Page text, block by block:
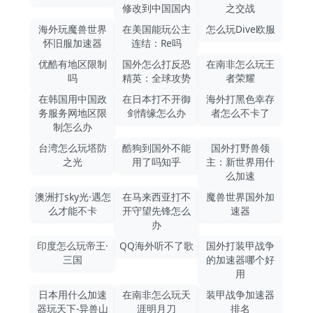
修改到中国国内
之交战
海外玩魔兽世界
怀旧服加速器
在美国能玩公主
连结：Re吗
怎么玩Dive欧服
优酷有地区限制
吗
国外怎么打反恐
精英：全球攻势
在南非怎么玩王
者荣耀
在韩国用中国政
务服务网地区限
制怎么办
在日本打不开御
剑情缘怎么办
海外打黑色幸存
者怎么不卡了
台湾怎么玩塔防
之光
酷狗到国外不能
用了吗知乎
国外打野兽领
主：新世界用什
么加速
澳洲打sky光·遇怎
么才能不卡
在马来西亚打不
开守望先锋怎么
办
魔兽世界国外加
速器
印度怎么玩帝王·
三国
QQ海外听不了歌
国外打装甲战争
的加速器哪个好
用
日本用什么加速
器玩天下-异兽山
在南非怎么玩天
涯明月刀
装甲战争加速器
排名